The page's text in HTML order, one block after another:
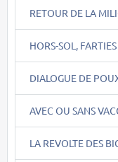
RETOUR DE LA
HORS-SOL,
DIALOGUE DE
AVEC OU SANS
LA REVOLTE DES